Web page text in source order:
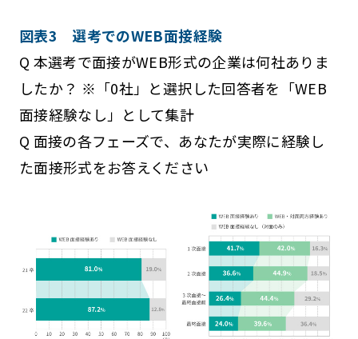
図表3 選考でのWEB面接経験
Q 本選考で面接がWEB形式の企業は何社ありま
したか？ ※「0社」と選択した回答者を「WEB
面接経験なし」として集計
Q 面接の各フェーズで、あなたが実際に経験し
た面接形式をお答えください